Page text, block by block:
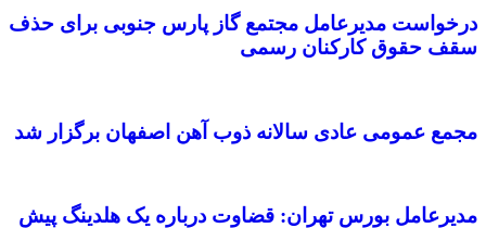
درخواست مدیرعامل مجتمع گاز پارس جنوبی برای حذف
سقف حقوق کارکنان رسمی
مجمع عمومی عادی سالانه ذوب آهن اصفهان برگزار شد
مدیرعامل بورس تهران: قضاوت درباره یک هلدینگ پیش